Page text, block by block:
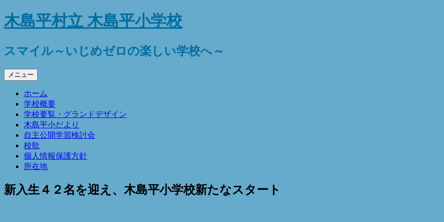
コ
ン
ン
ツ
へ
ス
木島平村立 木島平小学校
スマイル～いじめゼロの楽しい学校へ～
メニュー
ホーム
学校概要
学校要覧・グランドデザイン
木島平小だより
自主公開学習検討会
校歌
個人情報保護方針
所在地
新入生４２名を迎え、木島平小学校新たなスタート